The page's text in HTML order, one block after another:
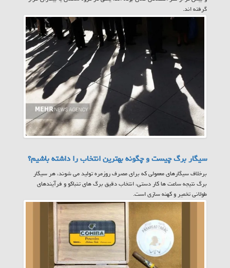
گرفته اند.
سیگار برگ چیست و چگونه بهترین انتخاب را داشته باشیم؟
برخلاف سیگارهای معمولی که برای مصرف روزمره تولید می شوند، هر سیگار
برگ نتیجه ساعت ها کار دستی، انتخاب دقیق برگ های تنباکو و فرآیندهای
طولانی تخمیر و کهنه سازی است.